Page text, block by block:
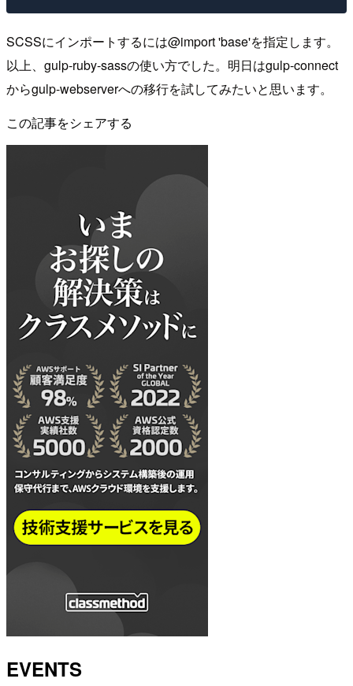
SCSSにインポートするには@import 'base'を指定します。
以上、gulp-ruby-sassの使い方でした。明日はgulp-connect
からgulp-webserverへの移行を試してみたいと思います。
この記事をシェアする
EVENTS